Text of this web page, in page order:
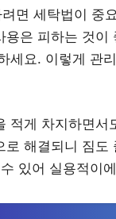
면 세탁법이 중
은 피하는 것
세요. 이렇게 관
적게 차지하면
해결되니 짐
있어 실용적이